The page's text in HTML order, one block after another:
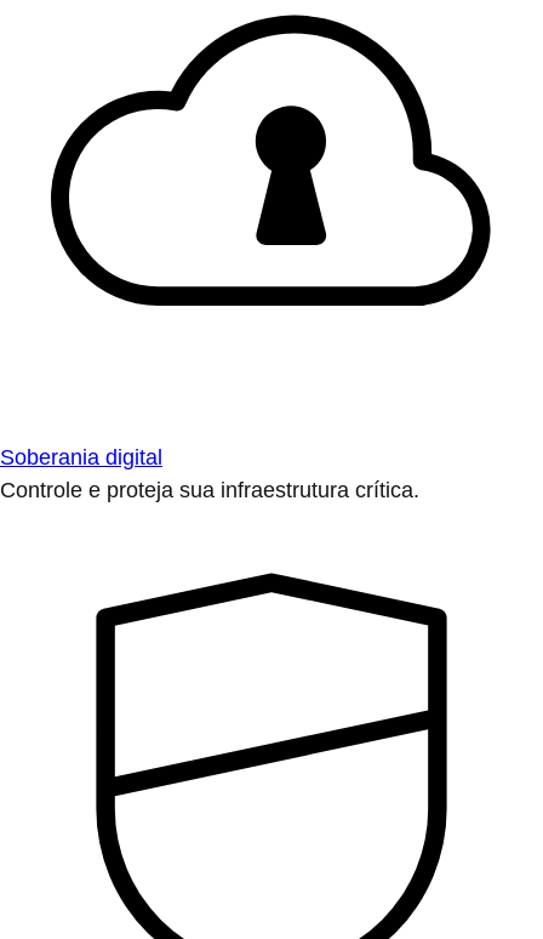
Soberania digital
Controle e proteja sua infraestrutura crítica.